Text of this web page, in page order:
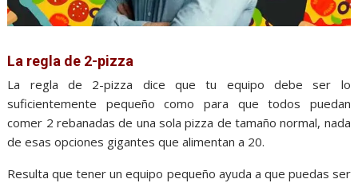
La regla de 2-pizza
La regla de 2-pizza dice que tu equipo debe ser lo
suficientemente pequeño como para que todos puedan
comer 2 rebanadas de una sola pizza de tamaño normal, nada
de esas opciones gigantes que alimentan a 20.
Resulta que tener un equipo pequeño ayuda a que puedas ser